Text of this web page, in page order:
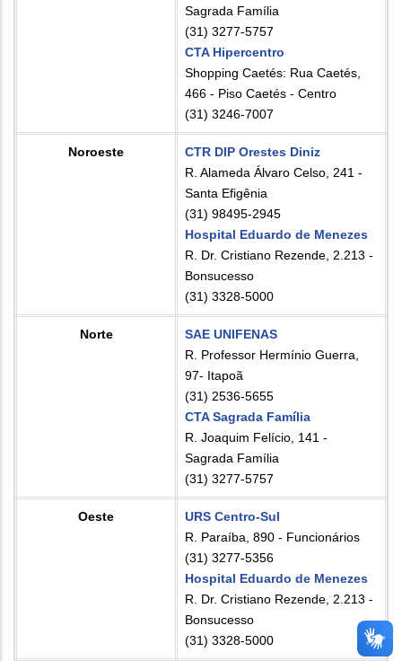
Sagrada Família
(31) 3277-5757
CTA Hipercentro
Shopping Caetés: Rua Caetés,
466 - Piso Caetés - Centro
(31) 3246-7007
Noroeste
CTR DIP Orestes Diniz
R. Alameda Álvaro Celso, 241 -
Santa Efigênia
(31) 98495-2945
Hospital Eduardo de Menezes
R. Dr. Cristiano Rezende, 2.213 -
Bonsucesso
(31) 3328-5000
Norte
SAE UNIFENAS
R. Professor Hermínio Guerra,
97- Itapoã
(31) 2536-5655
CTA Sagrada Família
R. Joaquim Felício, 141 -
Sagrada Família
(31) 3277-5757
Oeste
URS Centro-Sul
R. Paraíba, 890 - Funcionários
(31) 3277-5356
Hospital Eduardo de Menezes
R. Dr. Cristiano Rezende, 2.213 -
Bonsucesso
(31) 3328-5000